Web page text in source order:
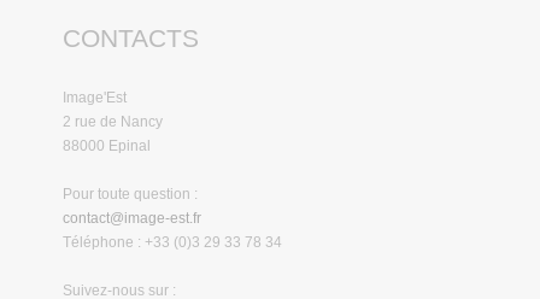
CONTACTS
Image'Est
2 rue de Nancy
88000 Epinal
Pour toute question :
contact@image-est.fr
Téléphone : +33 (0)3 29 33 78 34
Suivez-nous sur :